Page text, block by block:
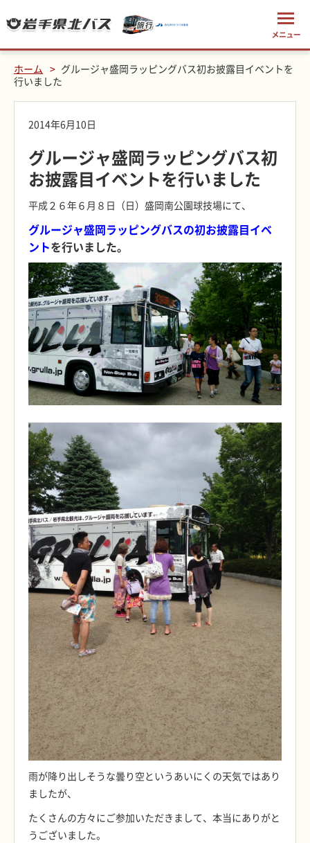
ホーム
グルージャ盛岡ラッピングバス初お披露目イベントを
行いました
2014年6月10日
グルージャ盛岡ラッピングバス初
お披露目イベントを行いました
平成２６年６月８日（日）盛岡南公園球技場にて、
グルージャ盛岡ラッピングバスの初お披露目イベ
ントを行いました。
雨が降り出しそうな曇り空というあいにくの天気ではあり
ましたが、
たくさんの方々にご参加いただきまして、本当にありがと
うございました。